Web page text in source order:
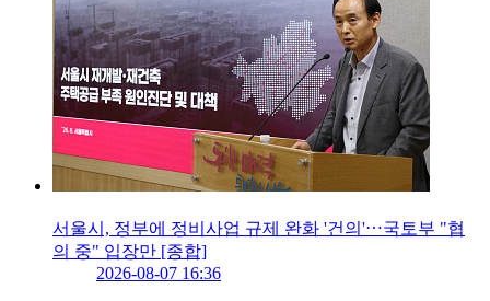
서울시, 정부에 정비사업 규제 완화 '건의'⋯국토부 "협
의 중" 입장만 [종합]
2026-08-07 16:36